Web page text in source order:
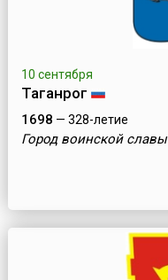
10 сентября
Таганрог
1698 — 328-летие
Город воинской славы